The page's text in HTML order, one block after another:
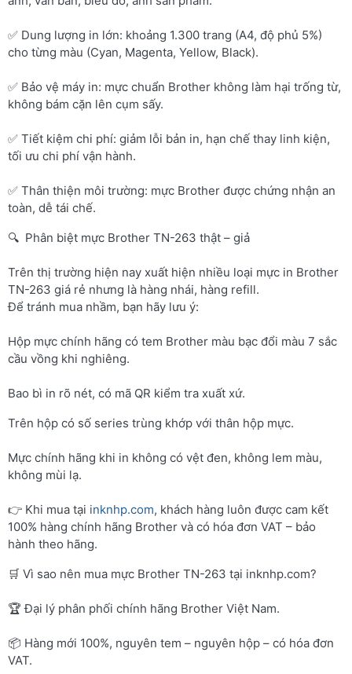
✅ Dung lượng in lớn: khoảng 1.300 trang (A4, độ phủ 5%)
cho từng màu (Cyan, Magenta, Yellow, Black).
✅ Bảo vệ máy in: mực chuẩn Brother không làm hại trống từ,
không bám cặn lên cụm sấy.
✅ Tiết kiệm chi phí: giảm lỗi bản in, hạn chế thay linh kiện,
tối ưu chi phí vận hành.
✅ Thân thiện môi trường: mực Brother được chứng nhận an
toàn, dễ tái chế.
🔍 Phân biệt mực Brother TN-263 thật – giả
Trên thị trường hiện nay xuất hiện nhiều loại mực in Brother
TN-263 giá rẻ nhưng là hàng nhái, hàng refill.
Để tránh mua nhầm, bạn hãy lưu ý:
Hộp mực chính hãng có tem Brother màu bạc đổi màu 7 sắc
cầu vồng khi nghiêng.
Bao bì in rõ nét, có mã QR kiểm tra xuất xứ.
Trên hộp có số series trùng khớp với thân hộp mực.
Mực chính hãng khi in không có vệt đen, không lem màu,
không mùi lạ.
👉 Khi mua tại inknhp.com, khách hàng luôn được cam kết
100% hàng chính hãng Brother và có hóa đơn VAT – bảo
hành theo hãng.
🛒 Vì sao nên mua mực Brother TN-263 tại inknhp.com?
🏆 Đại lý phân phối chính hãng Brother Việt Nam.
📦 Hàng mới 100%, nguyên tem – nguyên hộp – có hóa đơn
VAT.